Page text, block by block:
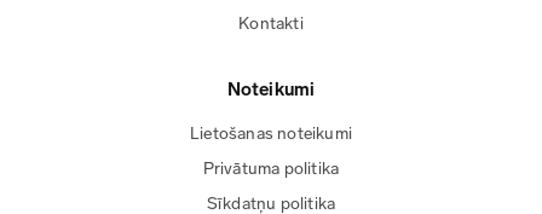
Kontakti
Noteikumi
Lietošanas noteikumi
Privātuma politika
Sīkdatņu politika